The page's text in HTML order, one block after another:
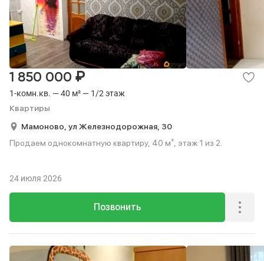
1-комн.кв. — 40 м² — 1/2 этаж
Квартиры
1 850 000 ₽
Мамоново, ул Железнодорожная, 30
Продаем однокомнатную квартиру, 40 м², этаж 1 из 2.
Позвонить
24 июля 2026